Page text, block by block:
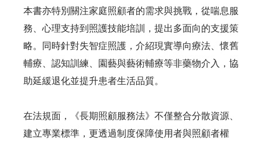
本書亦特別關注家庭照顧者的需求與挑戰，從喘息服
務、心理支持到照護技能培訓，提出多面向的支援策
略。同時針對失智症照護，介紹現實導向療法、懷舊
輔療、認知訓練、園藝與藝術輔療等非藥物介入，協
助延緩退化並提升患者生活品質。
在法規面，《長期照顧服務法》不僅整合分散資源、
建立專業標準，更透過制度保障使用者與照顧者權